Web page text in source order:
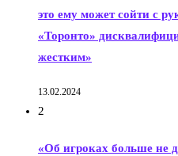
это ему может сойти с
«Торонто»
жестким»
13.02.2024
2
«Об игроках больше не